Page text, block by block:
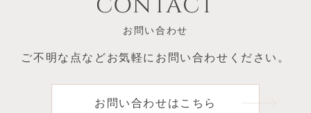
お問い合わせ
ご不明な点などお気軽にお問い合わせください。
お問い合わせはこちら